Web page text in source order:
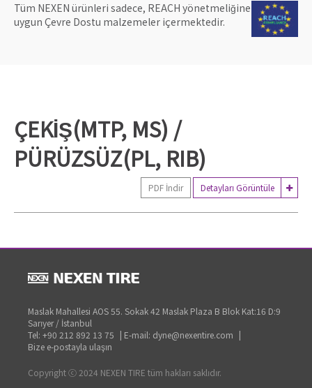
Tüm NEXEN ürünleri sadece, REACH yönetmeliğine
uygun Çevre Dostu malzemeler içermektedir.
ÇEKİŞ(MTP, MS) /
PÜRÜZSÜZ(PL, RIB)
PDF İndir Detayları Görüntüle
Maslak Mahallesi AOS 55. Sokak 42 Maslak Plaza B Blok Kat:16 D:9
Sarıyer / İstanbul
Tel: +90 212 892 13 75 | E-mail: dyne@nexentire.com |
Bize e-postayla ulaşın
Copyright ⓒ 2024 NEXEN TIRE tüm hakları saklıdır.